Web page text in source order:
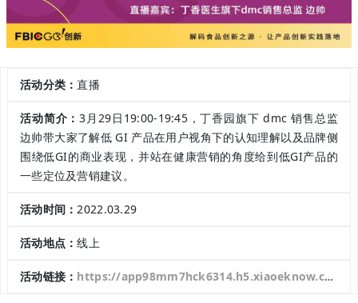
活动分类：直播
活动简介：3月29日19:00-19:45，丁香园旗下 dmc 销售总监
边帅带大家了解低 GI 产品在用户视角下的认知理解以及品牌侧
围绕低GI的商业表现，并站在健康营销的角度给到低GI产品的
一些定位及营销建议。
活动时间：2022.03.29
活动地点：线上
活动链接： https://app98mm7hck6314.h5.xiaoeknow.com/v2/course/alive/l_6233efa9e4b066e960911be8?app_id=app98mm7HcK6314&pro_id=&type=2&available=true&share_user_id=u_5e4f9f5b30061_H5aNMsG7ge&share_type=5&scene=%E5%88%86%E4%BA%AB&is_redirect=1&entry=2&entry_type=2001&share_scene=1